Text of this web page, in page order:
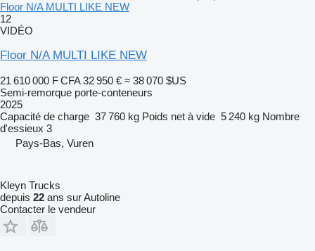
Floor N/A MULTI LIKE NEW
12
VIDÉO
Floor N/A MULTI LIKE NEW
21 610 000 F CFA 32 950 € ≈ 38 070 $US
Semi-remorque porte-conteneurs
2025
Capacité de charge 37 760 kg Poids net à vide 5 240 kg Nombre
d'essieux 3
Pays-Bas, Vuren
Kleyn Trucks
depuis 22 ans sur Autoline
Contacter le vendeur